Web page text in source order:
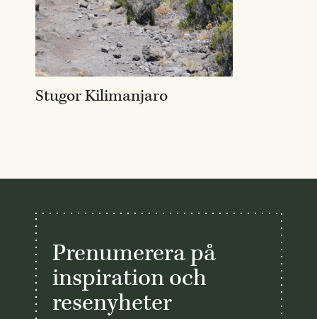
Stugor Kilimanjaro
Prenumerera på
inspiration och
resenyheter